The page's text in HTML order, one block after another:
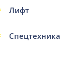
Лифт
Спецтехника